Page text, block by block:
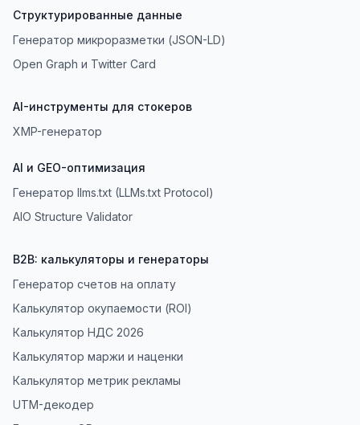
Структурированные данные
Генератор микроразметки (JSON-LD)
Open Graph и Twitter Card
AI-инструменты для стокеров
XMP-генератор
AI и GEO-оптимизация
Генератор llms.txt (LLMs.txt Protocol)
AIO Structure Validator
B2B: калькуляторы и генераторы
Генератор счетов на оплату
Калькулятор окупаемости (ROI)
Калькулятор НДС 2026
Калькулятор маржи и наценки
Калькулятор метрик рекламы
UTM-декодер